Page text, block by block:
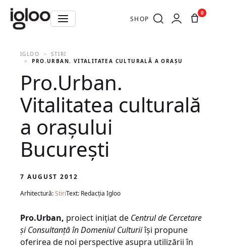
SHOP
0
IGLOO
STIRI
PRO.URBAN. VITALITATEA CULTURALĂ A ORAŞULUI
Pro.Urban.
Vitalitatea culturală
a oraşului
Bucureşti
7 AUGUST 2012
Arhitectură:StiriText: Redacția Igloo
Pro.Urban, proiect iniţiat de Centrul de Cercetare
şi Consultanţă în Domeniul Culturiiîşi propune
oferirea de noi perspective asupra utilizării în